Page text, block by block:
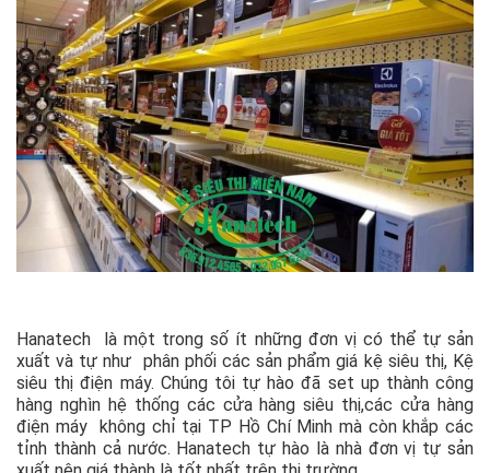
Hanatech là một trong số ít những đơn vị có thể tự sản
xuất và tự như phân phối các sản phẩm giá kệ siêu thị, Kệ
siêu thị điện máy. Chúng tôi tự hào đã set up thành công
hàng nghìn hệ thống các cửa hàng siêu thị,các cửa hàng
điện máy không chỉ tại TP Hồ Chí Minh mà còn khắp các
tỉnh thành cả nước. Hanatech tự hào là nhà đơn vị tự sản